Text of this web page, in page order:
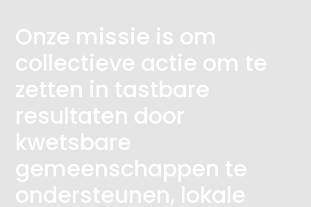
Onze missie is om
collectieve actie om te
zetten in tastbare
resultaten door
kwetsbare
gemeenschappen te
ondersteunen, lokale